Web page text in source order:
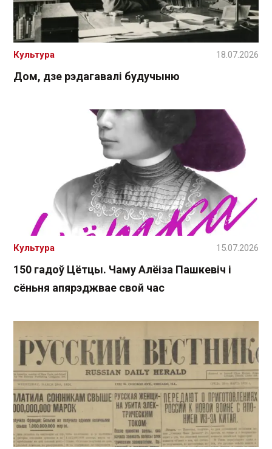
Дом, дзе рэдагавалі будучыню
Культура 18.07.2026
150 гадоў Цётцы. Чаму Алёіза Пашкевіч і
сёньня апярэджвае свой час
Культура 15.07.2026